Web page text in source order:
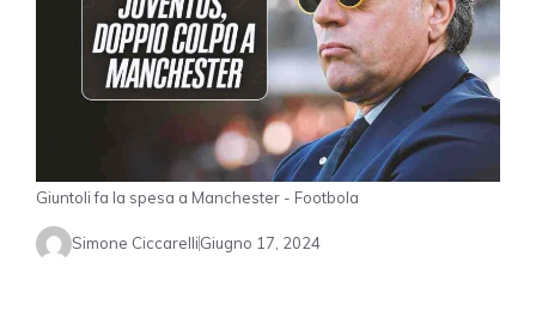
Giuntoli fa la spesa a Manchester - Footbola
Simone CiccarelliGiugno 17, 2024